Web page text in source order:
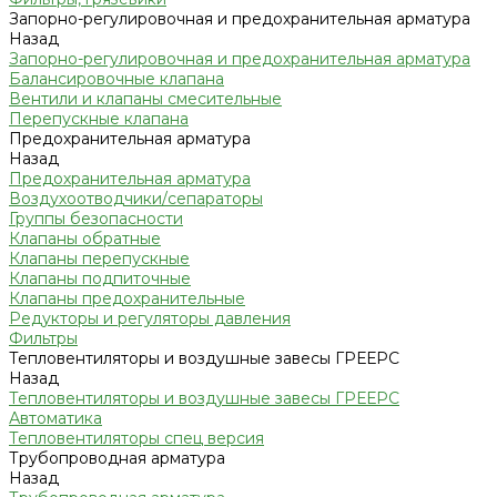
Запорно-регулировочная и предохранительная арматура
Назад
Запорно-регулировочная и предохранительная арматура
Балансировочные клапана
Вентили и клапаны смесительные
Перепускные клапана
Предохранительная арматура
Назад
Предохранительная арматура
Воздухоотводчики/сепараторы
Группы безопасности
Клапаны обратные
Клапаны перепускные
Клапаны подпиточные
Клапаны предохранительные
Редукторы и регуляторы давления
Фильтры
Тепловентиляторы и воздушные завесы ГРЕЕРС
Назад
Тепловентиляторы и воздушные завесы ГРЕЕРС
Автоматика
Тепловентиляторы спец версия
Трубопроводная арматура
Назад